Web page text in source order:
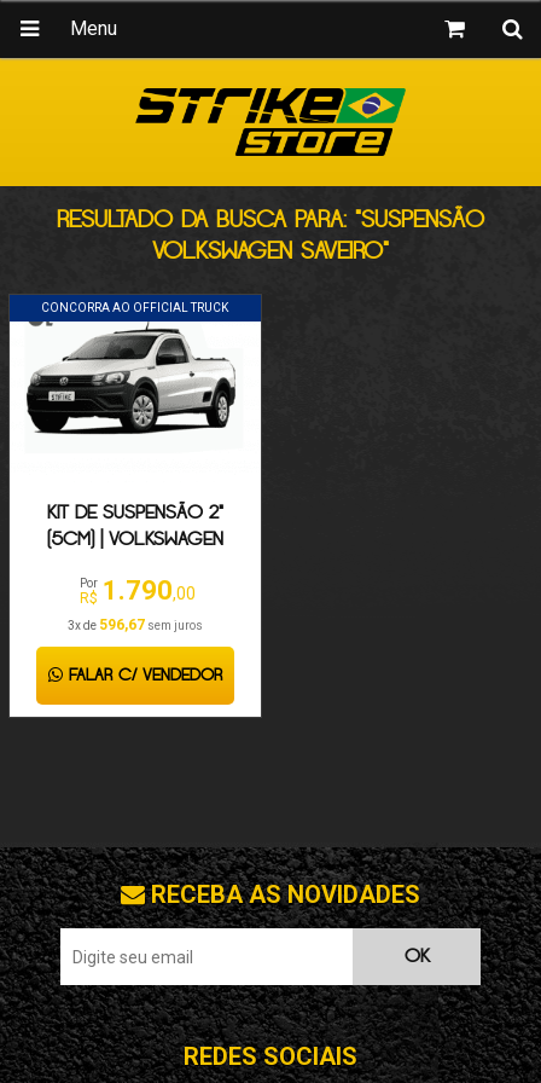
Menu
RESULTADO DA BUSCA PARA: "SUSPENSÃO
VOLKSWAGEN SAVEIRO"
CONCORRA AO OFFICIAL TRUCK
KIT DE SUSPENSÃO 2"
(5CM) | VOLKSWAGEN
Por
R$ 1.790,00
3x de 596,67sem juros
FALAR C/ VENDEDOR
RECEBA AS NOVIDADES
OK
REDES SOCIAIS